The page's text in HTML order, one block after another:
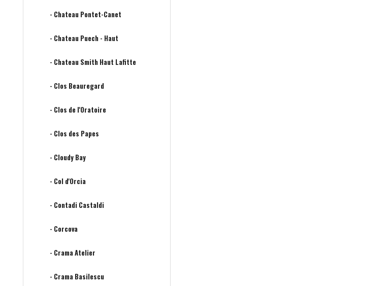
- Chateau Pontet-Canet
- Chateau Puech - Haut
- Chateau Smith Haut Lafitte
- Clos Beauregard
- Clos de l'Oratoire
- Clos des Papes
- Cloudy Bay
- Col d'Orcia
- Contadi Castaldi
- Corcova
- Crama Atelier
- Crama Basilescu